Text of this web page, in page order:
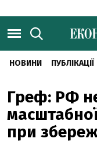
НОВИНИ ПУБЛІКАЦІЇ
Греф: РФ
при